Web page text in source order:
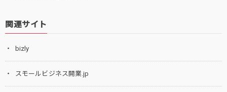
関連サイト
bizly
スモールビジネス開業.jp